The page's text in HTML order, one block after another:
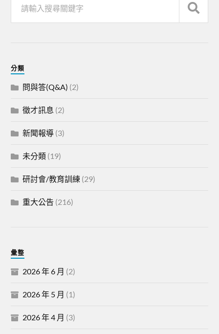
分類
問與答(Q&A) (2)
徵才訊息 (2)
新聞報導 (3)
未分類 (19)
研討會/教育訓練 (29)
重大公告 (216)
彙整
2026 年 6 月 (2)
2026 年 5 月 (1)
2026 年 4 月 (3)